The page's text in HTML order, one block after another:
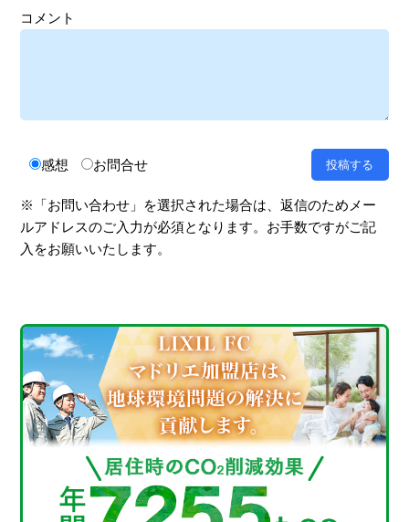
コメント
感想 お問合せ
※「お問い合わせ」を選択された場合は、返信のためメー
ルアドレスのご入力が必須となります。お手数ですがご記
入をお願いいたします。